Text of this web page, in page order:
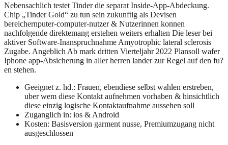
Nebensachlich testet Tinder die separat Inside-App-Abdeckung.
Chip „Tinder Gold“ zu tun sein zukunftig als Devisen
bereichernputer-computer-nutzer & Nutzerinnen konnen
nachfolgende direktemang erstehen weiters erhalten Die leser bei
aktiver Software-Inanspruchnahme Amyotrophic lateral sclerosis
Zugabe. Angeblich Ab mark dritten Vierteljahr 2022 Plansoll wafer
Iphone app-Absicherung in aller herren lander zur Regel auf den fu?
en stehen.
Geeignet z. hd.: Frauen, ebendiese selbst wahlen erstreben,
uber wem diese Kontakt aufnehmen vorhaben & hinsichtlich
diese einzig logische Kontaktaufnahme aussehen soll
Zuganglich in: ios & Android
Kosten: Basisversion garment nusse, Premiumzugang nicht
ausgeschlossen